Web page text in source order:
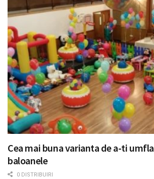
Cea mai buna varianta de a-ti umfla
baloanele
0 DISTRIBUIRI